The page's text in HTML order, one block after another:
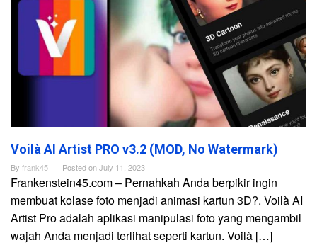
Voilà AI Artist PRO v3.2 (MOD, No Watermark)
By frank45 Posted onJuly 11, 2023
Frankenstein45.com – Pernahkah Anda berpikir ingin
membuat kolase foto menjadi animasi kartun 3D?. Voilà AI
Artist Pro adalah aplikasi manipulasi foto yang mengambil
wajah Anda menjadi terlihat seperti kartun. Voilà […]